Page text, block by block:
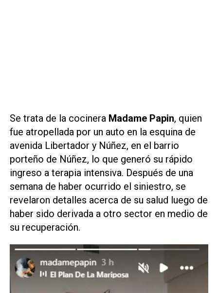
Se trata de la cocinera Madame Papin, quien
fue atropellada por un auto en la esquina de
avenida Libertador y Núñez, en el barrio
porteño de Núñez, lo que generó su rápido
ingreso a terapia intensiva. Después de una
semana de haber ocurrido el siniestro, se
revelaron detalles acerca de su salud luego de
haber sido derivada a otro sector en medio de
su recuperación.